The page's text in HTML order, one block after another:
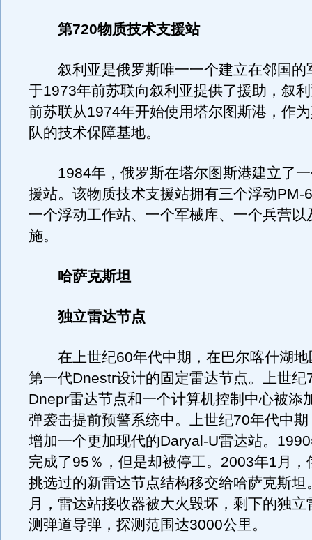
第720物质技术支援站
叙利亚是俄罗斯唯一一个建立在邻国的
于1973年前苏联向叙利亚提供了援助，叙
前苏联从1974年开始使用塔尔图斯港，作
队的技术保障基地。
1984年，俄罗斯在塔尔图斯港建立了一
援站。该物质技术支援站拥有三个浮动PM-
一个浮动工作站、一个军械库、一个兵营以
施。
哈萨克斯坦
独立雷达节点
在上世纪60年代中期，在巴尔喀什湖地
第一代Dnestr设计的固定雷达节点。上世纪
Dnepr雷达节点和一个计算机控制中心被添
弹袭击提前预警系统中。上世纪70年代中
增加一个更加现代的Daryal-U雷达站。
完成了95％，但是却被停工。2003年1月，
挑选过的新雷达节点结构移交给哈萨克斯坦
月，雷达站接收器被大火毁坏，剩下的独立
测弹道导弹，探测范围达3000公里。